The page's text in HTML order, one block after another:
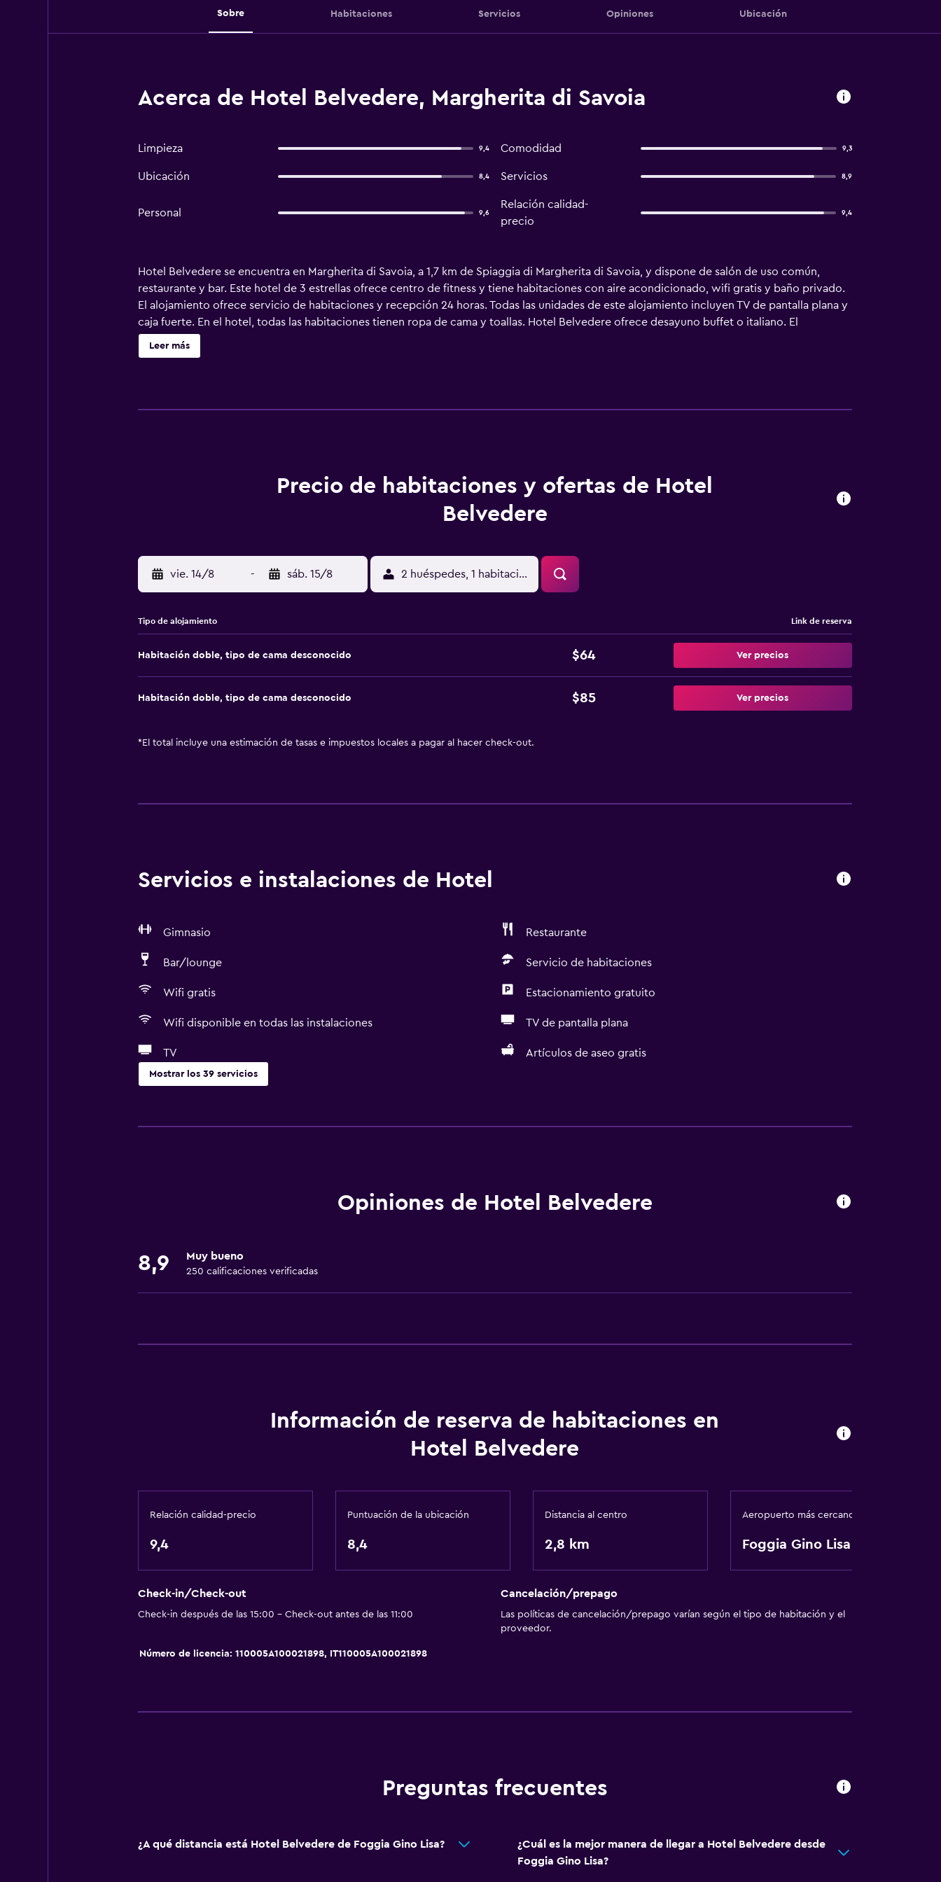
Sobre Habitaciones Servicios Opiniones Ubicación
Acerca de Hotel Belvedere, Margherita di Savoia
Limpieza 9,4 Comodidad 9,3
Ubicación 8,4 Servicios 8,9
Personal 9,6
Relación calidad-
precio
9,4
Hotel Belvedere se encuentra en Margherita di Savoia, a 1,7 km de Spiaggia di Margherita di Savoia, y dispone de salón de uso común,
restaurante y bar. Este hotel de 3 estrellas ofrece centro de fitness y tiene habitaciones con aire acondicionado, wifi gratis y baño privado.
El alojamiento ofrece servicio de habitaciones y recepción 24 horas. Todas las unidades de este alojamiento incluyen TV de pantalla plana y
caja fuerte. En el hotel, todas las habitaciones tienen ropa de cama y toallas. Hotel Belvedere ofrece desayuno buffet o italiano. El
aeropuerto (Aeropuerto Gino Lisa de Foggia) está a 62 km.
Leer más
Precio de habitaciones y ofertas de Hotel
Belvedere
vie. 14/8 - sáb. 15/8 2 huéspedes, 1 habitación
Tipo de alojamiento Link de reserva
Habitación doble, tipo de cama desconocido $64 Ver precios
Habitación doble, tipo de cama desconocido $85 Ver precios
* El total incluye una estimación de tasas e impuestos locales a pagar al hacer check-out.
Servicios e instalaciones de Hotel
Gimnasio Restaurante
Bar/lounge Servicio de habitaciones
Wifi gratis Estacionamiento gratuito
Wifi disponible en todas las instalaciones TV de pantalla plana
TV Artículos de aseo gratis
Mostrar los 39 servicios
Wifi gratis
Artículos de aseo gratis
Bidé
Papel higiénico
Accesibilidad y adecuación
Comedor
Desayuno en la habitación
Minibar
Limpieza diaria
Mosquitera
Botiquín de primeros auxilios
TV de pantalla plana
Sala de estar/TV compartida
Caja fuerte
Estacionamiento y transporte
Spa
Opiniones de Hotel Belvedere
8,9 Muy bueno
250 calificaciones verificadas
Información de reserva de habitaciones en
Hotel Belvedere
Relación calidad-precio
9,4
Puntuación de la ubicación
8,4
Distancia al centro
2,8 km
Aeropuerto más cercano
Foggia Gino Lisa
Check-in/Check-out
Check-in después de las 15:00 - Check-out antes de las 11:00
Cancelación/prepago
Las políticas de cancelación/prepago varían según el tipo de habitación y el
proveedor.
Número de licencia: 110005A100021898, IT110005A100021898
Preguntas frecuentes
¿A qué distancia está Hotel Belvedere de Foggia Gino Lisa?
¿Cuál es la mejor manera de llegar a Hotel Belvedere desde
Foggia Gino Lisa?